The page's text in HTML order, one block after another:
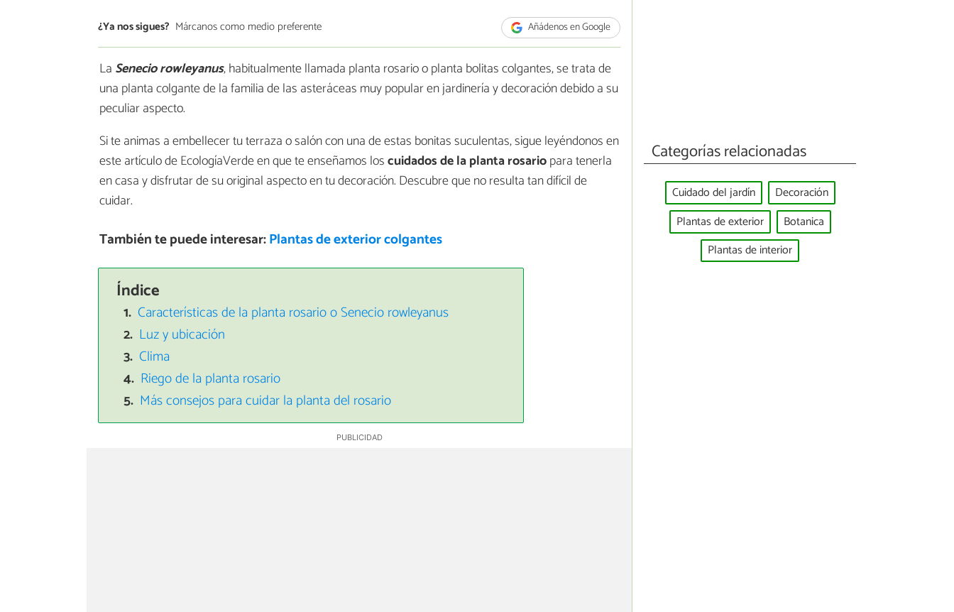
¿Ya nos sigues? Márcanos como medio preferente Añádenos en Google
La Senecio rowleyanus, habitualmente llamada planta rosario o planta bolitas colgantes, se trata de
una planta colgante de la familia de las asteráceas muy popular en jardinería y decoración debido a su
peculiar aspecto.
Si te animas a embellecer tu terraza o salón con una de estas bonitas suculentas, sigue leyéndonos en
este artículo de EcologíaVerde en que te enseñamos loscuidados de la planta rosariopara tenerla
en casa y disfrutar de su original aspecto en tu decoración. Descubre que no resulta tan difícil de
cuidar.
También te puede interesar:Plantas de exterior colgantes
Índice
Características de la planta rosario o Senecio rowleyanus
Luz y ubicación
Clima
Riego de la planta rosario
Más consejos para cuidar la planta del rosario
Categorías relacionadas
Cuidado del jardín
Decoración
Plantas de exterior
Botanica
Plantas de interior